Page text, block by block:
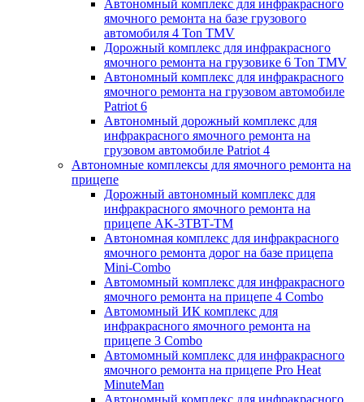
Автономный комплекс для инфракрасного
ямочного ремонта на базе грузового
автомобиля 4 Ton TMV
Дорожный комплекс для инфракрасного
ямочного ремонта на грузовике 6 Ton TMV
Автономный комплекс для инфракрасного
ямочного ремонта на грузовом автомобиле
Patriot 6
Автономный дорожный комплекс для
инфракрасного ямочного ремонта на
грузовом автомобиле Patriot 4
Автономные комплексы для ямочного ремонта на
прицепе
Дорожный автономный комплекс для
инфракрасного ямочного ремонта на
прицепе AK-3ТВТ-ТМ
Автономная комплекс для инфракрасного
ямочного ремонта дорог на базе прицепа
Mini-Combo
Автомомный комплекс для инфракрасного
ямочного ремонта на прицепе 4 Combo
Автомомный ИК комплекс для
инфракрасного ямочного ремонта на
прицепе 3 Combo
Автомомный комплекс для инфракрасного
ямочного ремонта на прицепе Pro Heat
MinuteMan
Автономный комплекс для инфракрасного